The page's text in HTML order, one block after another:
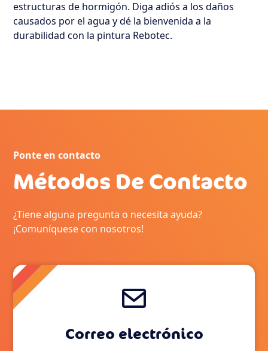
estructuras de hormigón. Diga adiós a los daños
causados por el agua y dé la bienvenida a la
durabilidad con la pintura Rebotec.
Ponte en contacto
Métodos De Contacto
¿Tiene alguna pregunta o necesita ayuda?
¡Comuníquese con nosotros!
Correo electrónico